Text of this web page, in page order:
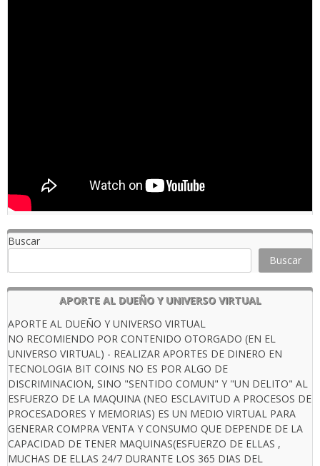
Buscar
Buscar
APORTE AL DUEÑO Y UNIVERSO VIRTUAL
APORTE AL DUEÑO Y UNIVERSO VIRTUAL
NO RECOMIENDO POR CONTENIDO OTORGADO (EN EL
UNIVERSO VIRTUAL) - REALIZAR APORTES DE DINERO EN
TECNOLOGIA BIT COINS NO ES POR ALGO DE
DISCRIMINACION, SINO "SENTIDO COMUN" Y "UN DELITO" AL
ESFUERZO DE LA MAQUINA (NEO ESCLAVITUD A PROCESOS DE
PROCESADORES Y MEMORIAS) ES UN MEDIO VIRTUAL PARA
GENERAR COMPRA VENTA Y CONSUMO QUE DEPENDE DE LA
CAPACIDAD DE TENER MAQUINAS(ESFUERZO DE ELLAS ,
MUCHAS DE ELLAS 24/7 DURANTE LOS 365 DIAS DEL